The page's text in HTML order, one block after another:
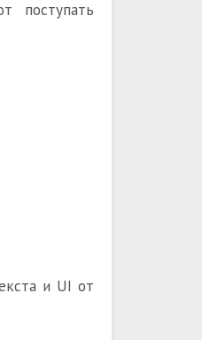
поступать
и UI от